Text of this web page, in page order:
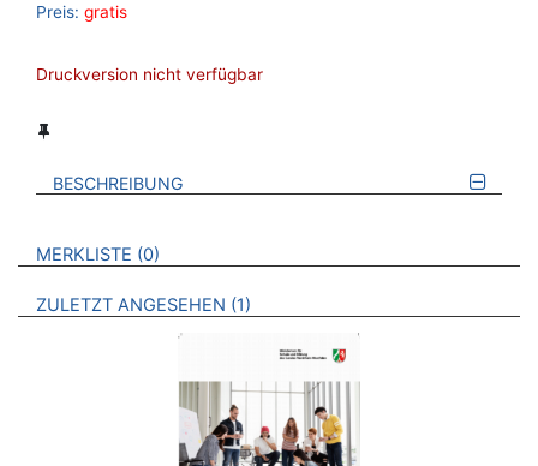
Preis: gratis
Druckversion nicht verfügbar
BESCHREIBUNG
VERWEISE AUF VERMERKTE- ODER ZULETZT ANGESEHENE
MERKLISTE 0 BROSCHÜREN
ZULETZT ANGESEHEN 1 BROSCHÜREN